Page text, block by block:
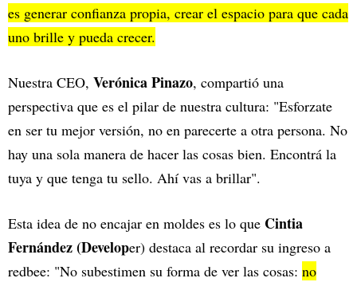
es generar confianza propia, crear el espacio para que cada
uno brille y pueda crecer.
Nuestra CEO, Verónica Pinazo, compartió una
perspectiva que es el pilar de nuestra cultura: "Esforzate
en ser tu mejor versión, no en parecerte a otra persona. No
hay una sola manera de hacer las cosas bien. Encontrá la
tuya y que tenga tu sello. Ahí vas a brillar".
Esta idea de no encajar en moldes es lo que Cintia
Fernández (Developer) destaca al recordar su ingreso a
redbee: "No subestimen su forma de ver las cosas: no